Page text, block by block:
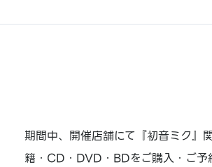
期間中、開催店舗にて『初音ミク』
籍・CD・DVD・BDをご購入・ご